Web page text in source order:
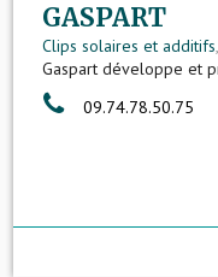
GASPART
Clips solaires et additifs,
Gaspart développe et
09.74.78.50.75